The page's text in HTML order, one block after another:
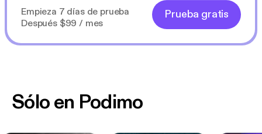
Empieza 7 días de prueba
Después $99 / mes
Prueba gratis
Sólo en Podimo